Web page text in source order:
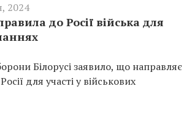
2024
до Росії війська для
Білорусі заявило, що направляє
для участі у військових